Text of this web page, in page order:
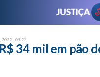
- 09:22
34 mil em pão